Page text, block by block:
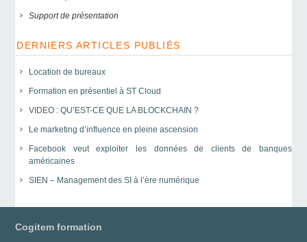
Support de présentation
DERNIERS ARTICLES PUBLIÉS
Location de bureaux
Formation en présentiel à ST Cloud
VIDEO : QU’EST-CE QUE LA BLOCKCHAIN ?
Le marketing d’influence en pleine ascension
Facebook veut exploiter les données de clients de banques
américaines
SIEN – Management des SI à l’ère numérique
Cogitem formation